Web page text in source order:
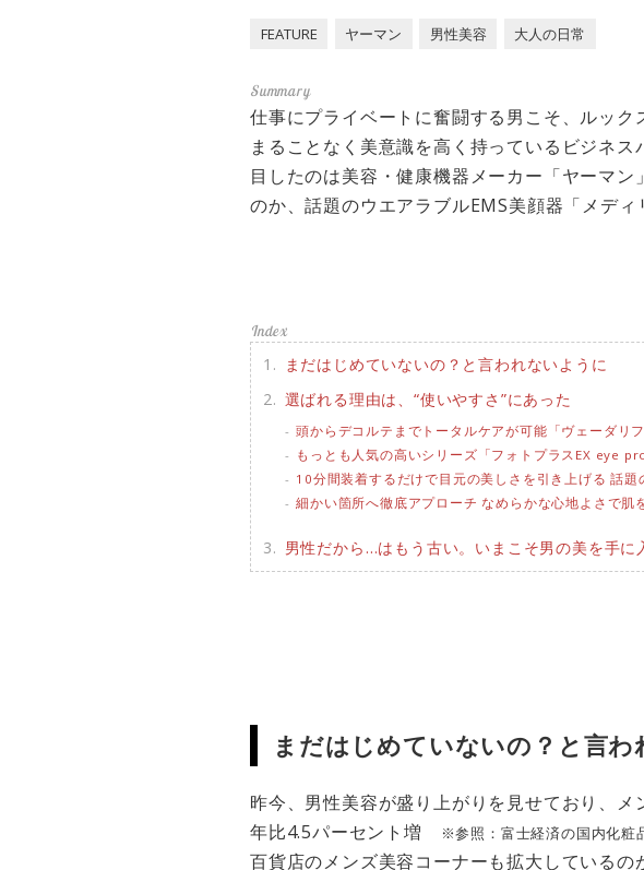
FEATURE ヤーマン 男性美容 大人の日常
仕事にプライベートに奮闘する男こそ、ルッ
まることなく美意識を高く持っているビジネ
目したのは美容・健康機器メーカー「ヤーマ
のか、話題のウエアラブルEMS美顔器「メディ
まだはじめていないの？と言われないように
選ばれる理由は、“使いやすさ”にあった
頭からデコルテまでトータルケアが可能「ヴェーダリフ
もっとも人気の高いシリーズ「フォトプラスEX eye pro
10分間装着するだけで目元の美しさを引き上げる 話題
細かい箇所へ徹底アプローチ なめらかな心地よさで肌
男性だから…はもう古い。いまこそ男の美を手に
まだはじめていないの？と言わ
昨今、男性美容が盛り上がりを見せており、
年比4.5パーセント増
※参照：富士経済の国内化粧
百貨店のメンズ美容コーナーも拡大している